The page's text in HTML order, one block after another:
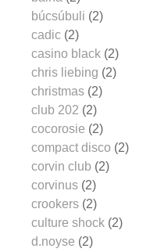
búcsúbuli (2)
cadic (2)
casino black (2)
chris liebing (2)
christmas (2)
club 202 (2)
cocorosie (2)
compact disco (2)
corvin club (2)
corvinus (2)
crookers (2)
culture shock (2)
d.noyse (2)